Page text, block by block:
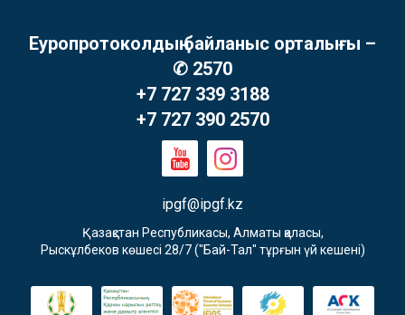
Еуропротоколдың байланыс орталығы –
✆ 2570
+7 727 339 3188
+7 727 390 2570
ipgf@ipgf.kz
Қазақстан Республикасы, Алматы қаласы,
Рыскұлбеков көшесі 28/7 ("Бай-Тал" тұрғын үй кешені)